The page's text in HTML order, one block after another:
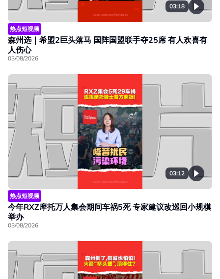
03:18
热点短视频
森州选｜希盟2巨头落马 国阵国盟联手夺25席 有人欢喜有
人伤心
03/08/2026
03:12
热点短视频
今年RXZ摩托万人集会期间车祸5死 专家建议改巡回小规模
举办
03/08/2026